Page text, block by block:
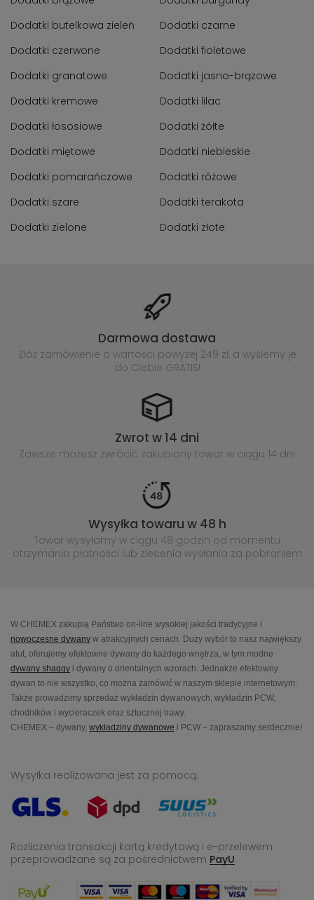
Dodatki butelkowa zieleń
Dodatki czarne
Dodatki czerwone
Dodatki fioletowe
Dodatki granatowe
Dodatki jasno-brązowe
Dodatki kremowe
Dodatki lilac
Dodatki łososiowe
Dodatki żółte
Dodatki miętowe
Dodatki niebieskie
Dodatki pomarańczowe
Dodatki różowe
Dodatki szare
Dodatki terakota
Dodatki zielone
Dodatki złote
Darmowa dostawa
Złóż zamówienie o wartości powyżej 249 zł, a wyślemy je
do Ciebie GRATIS!
Zwrot w 14 dni
Zawsze możesz zwrócić zakupiony towar w ciągu 14 dni
Wysyłka towaru w 48 h
Towar wysyłamy w ciągu 48 godzin od momentu
otrzymania płatności lub zlecenia wysłania za pobraniem
W CHEMEX zakupią Państwo on-line wysokiej jakości tradycyjne i
nowoczesne dywany w atrakcyjnych cenach. Duży wybór to nasz największy
atut, oferujemy efektowne dywany do każdego wnętrza, w tym modne
dywany shaggy i dywany o orientalnych wzorach. Jednakże efektowny
dywan to nie wszystko, co można zamówić w naszym sklepie internetowym.
Także prowadzimy sprzedaż wykładzin dywanowych, wykładzin PCW,
chodników i wycieraczek oraz sztucznej trawy.
CHEMEX – dywany, wykładziny dywanowe i PCW – zapraszamy serdecznie!
Wysyłka realizowana jest za pomocą:
Rozliczenia transakcji kartą kredytową i e-przelewem
przeprowadzane są za pośrednictwem PayU